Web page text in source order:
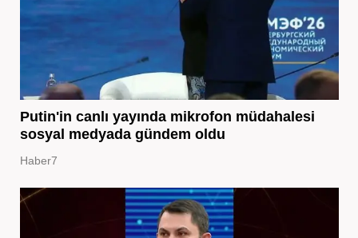
Putin'in canlı yayında mikrofon müdahalesi
sosyal medyada gündem oldu
Haber7